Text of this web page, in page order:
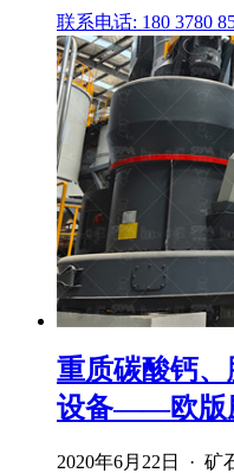
联系电话: 180 3780
重质碳酸钙
设备——欧版
2020年6月22日 · 矿